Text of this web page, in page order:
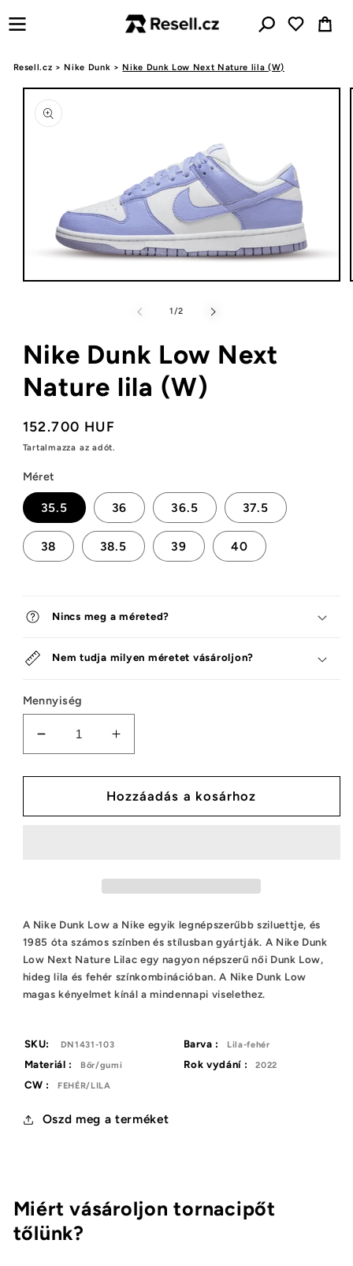
tartalomhoz
Kosár
Resell.cz > Nike Dunk > Nike Dunk Low Next Nature lila (W)
és
a
párbeszédpanelen
1//2
Nike Dunk Low Next
Nature lila (W)
Normál
ár
152.700 HUF
Tartalmazza az adót.
Méret
35.5 36 36.5 37.5
38 38.5 39 40
Nincs meg a méreted?
Nem tudja milyen méretet vásároljon?
Mennyiség
Dunk
Low
Nature
Nike
Dunk
Low
Next
Nature
Hozzáadás a kosárhoz
A Nike Dunk Low a Nike egyik legnépszerűbb sziluettje, és
1985 óta számos színben és stílusban gyártják. A Nike Dunk
Low Next Nature Lilac egy nagyon népszerű női Dunk Low,
hideg lila és fehér színkombinációban. A Nike Dunk Low
magas kényelmet kínál a mindennapi viselethez.
SKU: DN1431-103 Barva : Lila-fehér
Materiál : Bőr/gumi Rok vydání : 2022
CW : FEHÉR/LILA
Oszd meg a terméket
Miért vásároljon tornacipőt
tőlünk?